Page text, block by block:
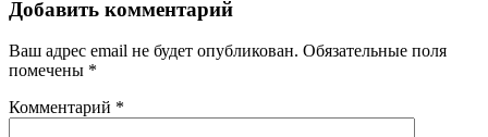
Добавить комментарий
Ваш адрес email не будет опубликован. Обязательные поля
помечены *
Комментарий *